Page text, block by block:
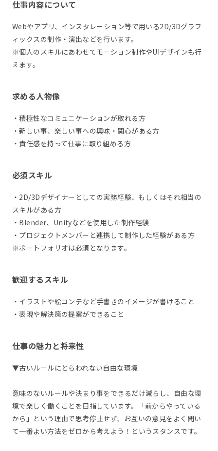
仕事内容について
Webやアプリ、インスタレーション等で用いる2D/3Dグラフ
ィックスの制作・演出などを行います。
※個人のスキルにあわせてモーション制作やUIデザインも行
えます。
求める人物像
・積極性なコミュニケーションが取れる方
・新しい事、楽しい事への興味・関心がある方
・責任感を持って仕事に取り組める方
必須スキル
・2D/3Dデザイナーとしての実務経験、もしくはそれ相当の
スキルがある方
・Blender、Unityなどを使用した制作経験
・プロジェクトメンバーと連携して制作した経験がある方
※ポートフォリオは必須となります。
歓迎するスキル
・イラストや絵コンテなど手書きのイメージが書けること
・表現や解決策の提案ができること
仕事の魅力と将来性
▼古いルールにとらわれない自由な環境
意味のないルールや決まり事をできるだけ減らし、自由な環
境で楽しく働くことを目指しています。「前からやっている
から」という理由で思考停止せず、お互いの意見をよく聞い
て一番よい方法をゼロから考えよう！というスタンスです。